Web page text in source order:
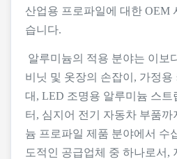
산업용 프로파일에 대한 OEM
습니다.
알루미늄의 적용 분야는 이보
비닛 및 옷장의 손잡이, 가정
대, LED 조명용 알루미늄 스트
터, 심지어 전기 자동차 부품까
늄 프로파일 제품 분야에서 수
도적인 공급업체 중 하나로서,